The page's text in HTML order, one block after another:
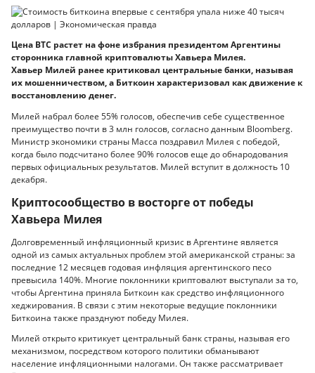
Цена BTC растет на фоне избрания президентом Аргентины
сторонника главной криптовалюты Хавьера Милея.
Хавьер Милей ранее критиковал центральные банки, называя
их мошенничеством, а Биткоин характеризовал как движение к
восстановлению денег.
Милей набрал более 55% голосов, обеспечив себе существенное
преимущество почти в 3 млн голосов, согласно данным Bloomberg.
Министр экономики страны Масса поздравил Милея с победой,
когда было подсчитано более 90% голосов еще до обнародования
первых официальных результатов. Милей вступит в должность 10
декабря.
Криптосообщество в восторге от победы
Хавьера Милея
Долговременный инфляционный кризис в Аргентине является
одной из самых актуальных проблем этой американской страны: за
последние 12 месяцев годовая инфляция аргентинского песо
превысила 140%. Многие поклонники криптовалют выступали за то,
чтобы Аргентина приняла Биткоин как средство инфляционного
хеджирования. В связи с этим некоторые ведущие поклонники
Биткоина также празднуют победу Милея.
Милей открыто критикует центральный банк страны, называя его
механизмом, посредством которого политики обманывают
население инфляционными налогами. Он также рассматривает